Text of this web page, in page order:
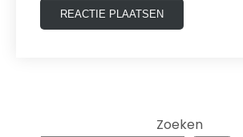
Zoeken